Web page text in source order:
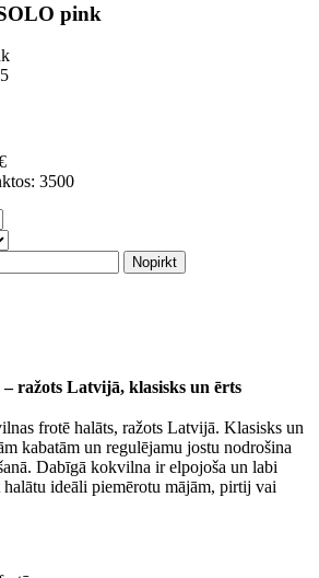
pink
3500
Nopirkt
ražots Latvijā, klasisks un ērts
frotē halāts, ražots Latvijā. Klasisks un
kabatām un regulējamu jostu nodrošina
Dabīgā kokvilna ir elpojoša un labi
ideāli piemērotu mājām, pirtij vai